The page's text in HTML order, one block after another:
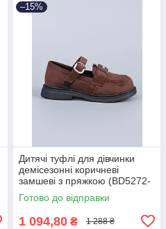
–15%
Дитячі туфлі для дівчинки
демісезонні коричневі
замшеві з пряжкою (BD5272-
8B)
Готово до відправки
1 094,80 ₴ 1 288 ₴